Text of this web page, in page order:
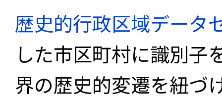
歴史的行政区域データ
した市区町村に識別子
界の歴史的変遷を紐づ